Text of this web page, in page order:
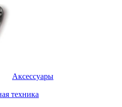
Аксессуары
техника